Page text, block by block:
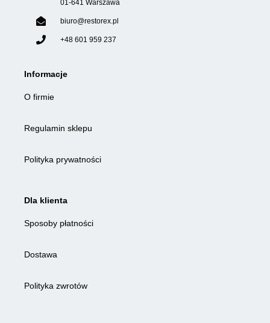
01-641 Warszawa
biuro@restorex.pl
+48 601 959 237
Informacje
O firmie
Regulamin sklepu
Polityka prywatności
Dla klienta
Sposoby płatności
Dostawa
Polityka zwrotów